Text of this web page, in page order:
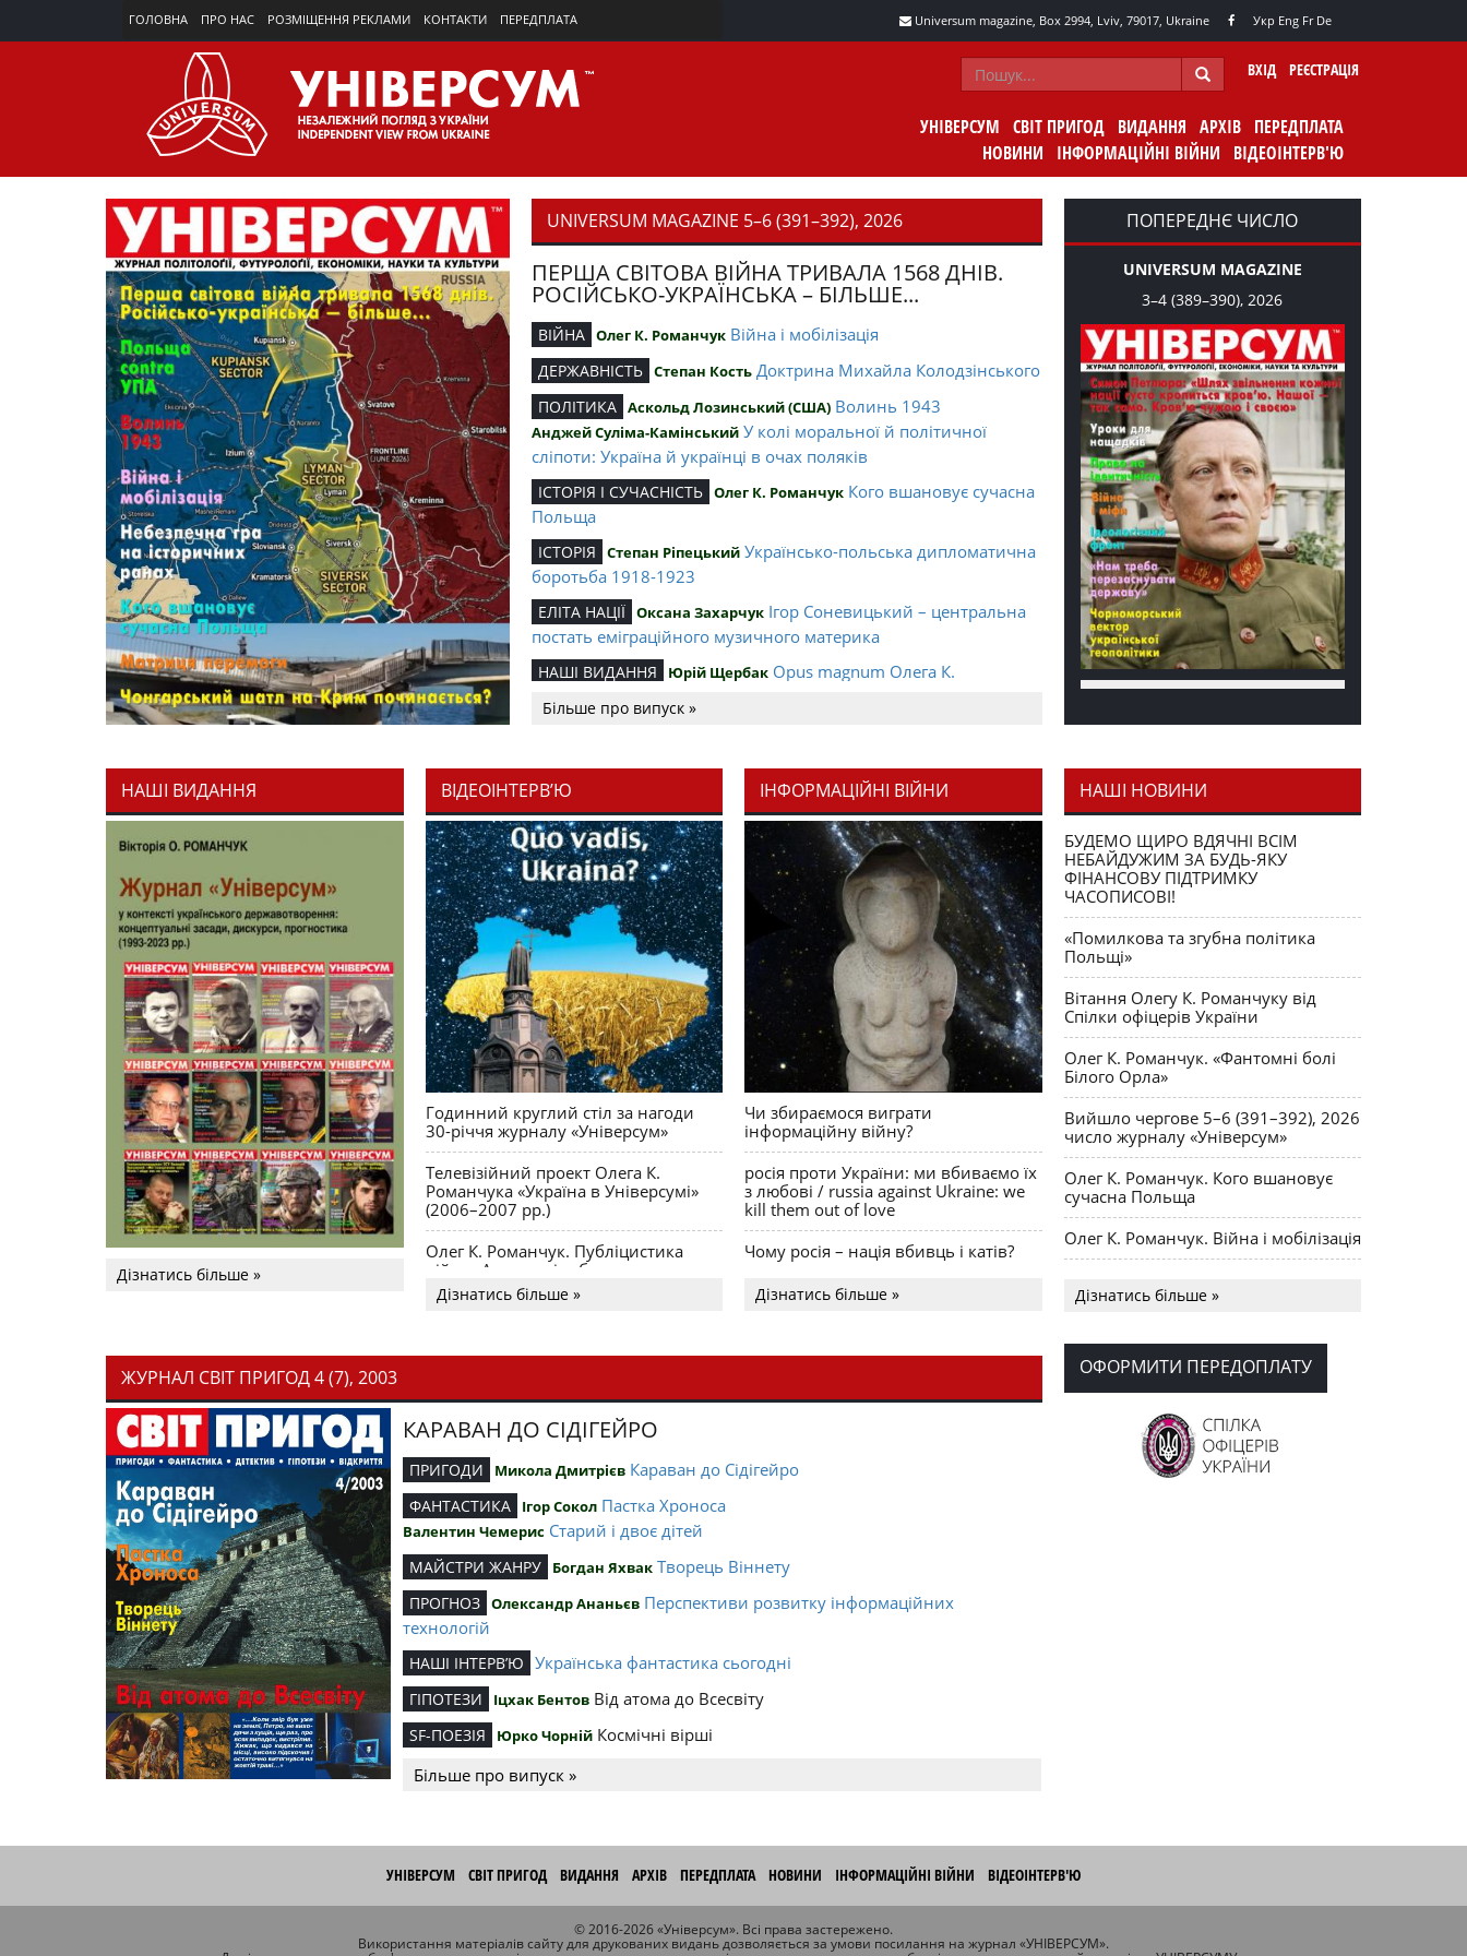
ГОЛОВНА ПРО НАС РОЗМІЩЕННЯ РЕКЛАМИ КОНТАКТИ ПЕРЕДПЛАТА Universum magazine, Box 2994, Lviv, 79017, Ukraine Укр Eng FrDe
ВХІД РЕЄСТРАЦІЯ
УНІВЕРСУМ СВІТ ПРИГОД ВИДАННЯ АРХІВ ПЕРЕДПЛАТА
НОВИНИ
ІНФОРМАЦІЙНІ ВІЙНИ ВІДЕОІНТЕРВ'Ю
UNIVERSUM MAGAZINE 5–6 (391–392), 2026
ПЕРША СВІТОВА ВІЙНА ТРИВАЛА 1568 ДНІВ.
РОСІЙСЬКО-УКРАЇНСЬКА – БІЛЬШЕ...
ВІЙНА Олег К. Романчук Війна і мобілізація
ДЕРЖАВНІСТЬ Степан Кость Доктрина Михайла Колодзінського
ПОЛІТИКА Аскольд Лозинський (США) Волинь 1943
Анджей Суліма-Камінський У колі моральної й політичної
сліпоти: Україна й українці в очах поляків
ІСТОРІЯ І СУЧАСНІСТЬ Олег К. Романчук Кого вшановує сучасна
Польща
ІСТОРІЯ Степан Ріпецький Українсько-польська дипломатична
боротьба 1918-1923
ЕЛІТА НАЦІЇ Оксана Захарчук Ігор Соневицький – центральна
постать еміграційного музичного материка
НАШІ ВИДАННЯ Юрій Щербак Opus magnum Олега К.
Романчука
СЛОВО РЕДАКЦІЙНЕ Олег К. Романчук Журавель і синиця як
уособлення української політстратегії й тактики
Більше про випуск »
ПОПЕРЕДНЄ ЧИСЛО
UNIVERSUM MAGAZINE
3–4 (389–390), 2026
НАШІ ВИДАННЯ
Дізнатись більше »
ВІДЕОІНТЕРВ’Ю
Годинний круглий стіл за нагоди
30-річчя журналу «Універсум»
Телевізійний проект Олега К.
Романчука «Україна в Універсумі»
(2006–2007 рр.)
Олег К. Романчук. Публіцистика
війни. Акценти і табу
Дізнатись більше »
ІНФОРМАЦІЙНІ ВІЙНИ
Чи збираємося виграти
інформаційну війну?
росія проти України: ми вбиваємо їх
з любові / russia against Ukraine: we
kill them out of love
Чому росія – нація вбивць і катів?
Дізнатись більше »
НАШІ НОВИНИ
БУДЕМО ЩИРО ВДЯЧНІ ВСІМ
НЕБАЙДУЖИМ ЗА БУДЬ-ЯКУ
ФІНАНСОВУ ПІДТРИМКУ
ЧАСОПИСОВІ!
«Помилкова та згубна політика
Польщі»
Вітання Олегу К. Романчуку від
Спілки офіцерів України
Олег К. Романчук. «Фантомні болі
Білого Орла»
Вийшло чергове 5–6 (391–392), 2026
число журналу «Універсум»
Олег К. Романчук. Кого вшановує
сучасна Польща
Олег К. Романчук. Війна і мобілізація
долучилися до найбільшої
День Вишиванки в Норт Порті
OPUS MAGNUM Олега К. Романчука
Дізнатись більше »
ЖУРНАЛ СВІТ ПРИГОД 4 (7), 2003
КАРАВАН ДО СІДІГЕЙРО
ПРИГОДИ Микола Дмитрієв Караван до Сідігейро
ФАНТАСТИКА Ігор Сокол Пастка Хроноса
Валентин Чемерис Старий і двоє дітей
МАЙСТРИ ЖАНРУ Богдан Яхвак Творець Віннету
ПРОГНОЗ Олександр Ананьєв Перспективи розвитку інформаційних
технологій
НАШІ ІНТЕРВ’Ю Українська фантастика сьогодні
ГІПОТЕЗИ Іцхак Бентов Від атома до Всесвіту
SF-ПОЕЗІЯ Юрко Чорній Космічні вірші
Більше про випуск »
ОФОРМИТИ ПЕРЕДОПЛАТУ
УНІВЕРСУМ СВІТ ПРИГОД ВИДАННЯ АРХІВ ПЕРЕДПЛАТА НОВИНИ ІНФОРМАЦІЙНІ ВІЙНИ ВІДЕОІНТЕРВ'Ю
© 2016-2026 «Універсум». Всі права застережено.
Використання матеріалів сайту для друкованих видань дозволяється за умови посилання на журнал «УНІВЕРСУМ».